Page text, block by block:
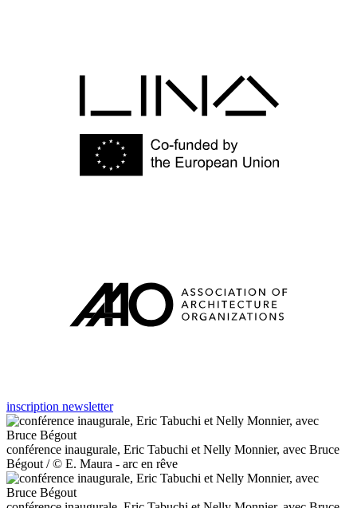
inscription newsletter
conférence inaugurale, Eric Tabuchi et Nelly Monnier, avec Bruce
Bégout / © E. Maura - arc en rêve